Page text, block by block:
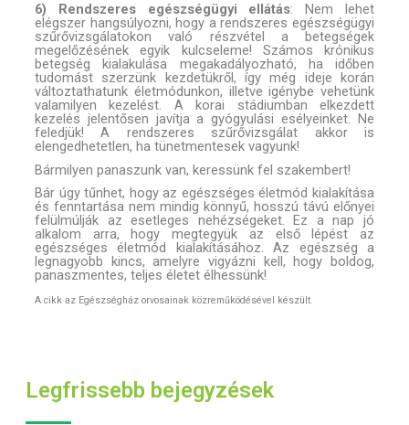
6) Rendszeres egészségügyi ellátás: Nem lehet
elégszer hangsúlyozni, hogy a rendszeres egészségügyi
szűrővizsgálatokon való részvétel a betegségek
megelőzésének egyik kulcseleme! Számos krónikus
betegség kialakulása megakadályozható, ha időben
tudomást szerzünk kezdetükről, így még ideje korán
változtathatunk életmódunkon, illetve igénybe vehetünk
valamilyen kezelést. A korai stádiumban elkezdett
kezelés jelentősen javítja a gyógyulási esélyeinket. Ne
feledjük! A rendszeres szűrővizsgálat akkor is
elengedhetetlen, ha tünetmentesek vagyunk!
Bármilyen panaszunk van, keressünk fel szakembert!
Bár úgy tűnhet, hogy az egészséges életmód kialakítása
és fenntartása nem mindig könnyű, hosszú távú előnyei
felülmúlják az esetleges nehézségeket. Ez a nap jó
alkalom arra, hogy megtegyük az első lépést az
egészséges életmód kialakításához. Az egészség a
legnagyobb kincs, amelyre vigyázni kell, hogy boldog,
panaszmentes, teljes életet élhessünk!
A cikk az Egészségház orvosainak közreműködésével készült.
Legfrissebb bejegyzések